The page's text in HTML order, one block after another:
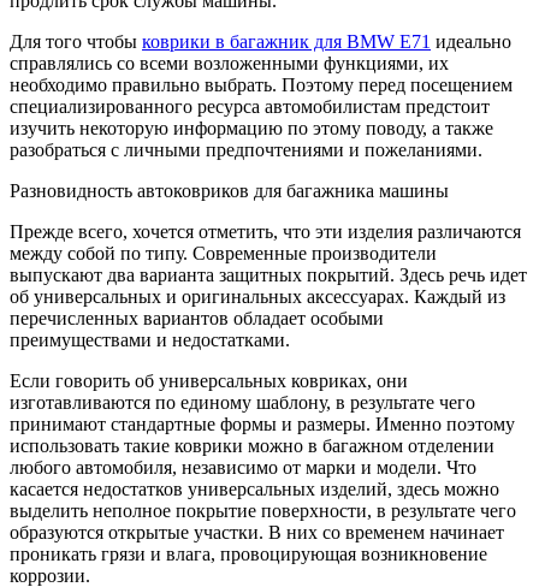
Для того чтобы коврики в багажник для BMW E71 идеально
справлялись со всеми возложенными функциями, их
необходимо правильно выбрать. Поэтому перед посещением
специализированного ресурса автомобилистам предстоит
изучить некоторую информацию по этому поводу, а также
разобраться с личными предпочтениями и пожеланиями.
Разновидность автоковриков для багажника машины
Прежде всего, хочется отметить, что эти изделия различаются
между собой по типу. Современные производители
выпускают два варианта защитных покрытий. Здесь речь идет
об универсальных и оригинальных аксессуарах. Каждый из
перечисленных вариантов обладает особыми
преимуществами и недостатками.
Если говорить об универсальных ковриках, они
изготавливаются по единому шаблону, в результате чего
принимают стандартные формы и размеры. Именно поэтому
использовать такие коврики можно в багажном отделении
любого автомобиля, независимо от марки и модели. Что
касается недостатков универсальных изделий, здесь можно
выделить неполное покрытие поверхности, в результате чего
образуются открытые участки. В них со временем начинает
проникать грязи и влага, провоцирующая возникновение
коррозии.